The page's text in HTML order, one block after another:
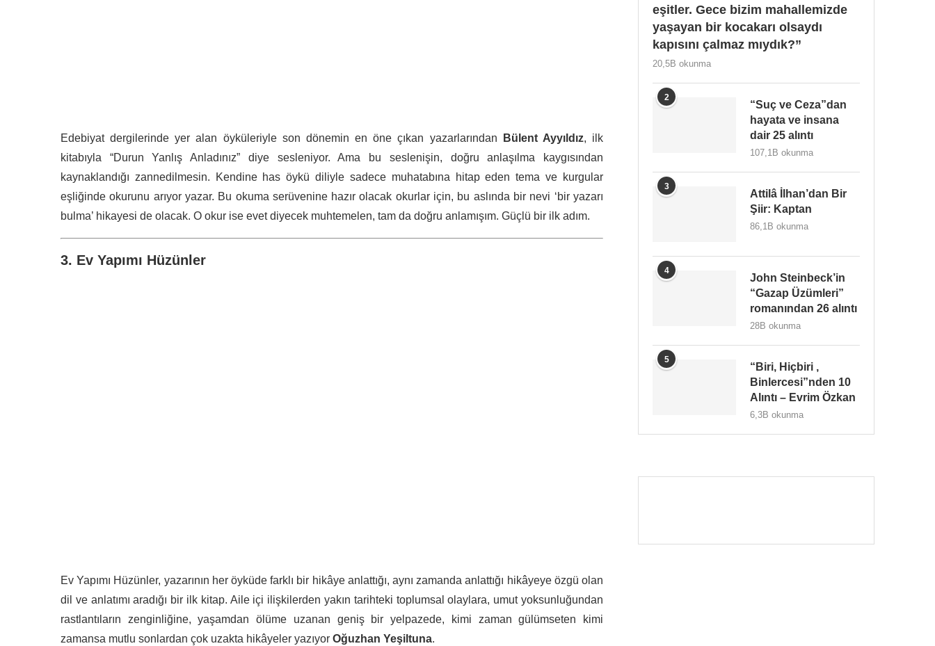
Edebiyat dergilerinde yer alan öyküleriyle son dönemin en öne çıkan yazarlarından Bülent Ayyıldız, ilk
kitabıyla “Durun Yanlış Anladınız” diye sesleniyor. Ama bu seslenişin, doğru anlaşılma kaygısından
kaynaklandığı zannedilmesin. Kendine has öykü diliyle sadece muhatabına hitap eden tema ve kurgular
eşliğinde okurunu arıyor yazar. Bu okuma serüvenine hazır olacak okurlar için, bu aslında bir nevi ‘bir yazarı
bulma’ hikayesi de olacak. O okur ise evet diyecek muhtemelen, tam da doğru anlamışım. Güçlü bir ilk adım.
3. Ev Yapımı Hüzünler
Ev Yapımı Hüzünler, yazarının her öyküde farklı bir hikâye anlattığı, aynı zamanda anlattığı hikâyeye özgü olan
dil ve anlatımı aradığı bir ilk kitap. Aile içi ilişkilerden yakın tarihteki toplumsal olaylara, umut yoksunluğundan
rastlantıların zenginliğine, yaşamdan ölüme uzanan geniş bir yelpazede, kimi zaman gülümseten kimi
zamansa mutlu sonlardan çok uzakta hikâyeler yazıyor Oğuzhan Yeşiltuna.
eşitler. Gece bizim mahallemizde
yaşayan bir kocakarı olsaydı
kapısını çalmaz mıydık?”
20,5B okunma
2
“Suç ve Ceza”dan
hayata ve insana
dair 25 alıntı
107,1B okunma
3
Attilâ İlhan’dan Bir
Şiir: Kaptan
86,1B okunma
4
John Steinbeck’in
“Gazap Üzümleri”
romanından 26 alıntı
28B okunma
5
“Biri, Hiçbiri ,
Binlercesi”nden 10
Alıntı – Evrim Özkan
6,3B okunma